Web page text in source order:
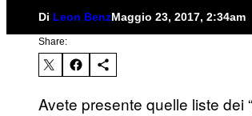
Di Leon BenzMaggio 23, 2017, 2:34am
Share:
Avete presente quelle liste dei